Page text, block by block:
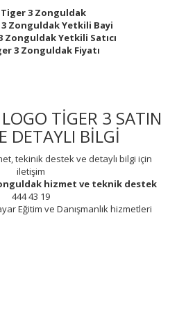
3 Zonguldak
Zonguldak Yetkili Bayi
Zonguldak Yetkili Satıcı
3 Zonguldak Fiyatı
TİGER 3 SATIN
DETAYLI BİLGİ
tekinik destek ve detaylı bilgi için
iletişim
hizmet ve teknik destek
444 43 19
Eğitim ve Danışmanlık hizmetleri